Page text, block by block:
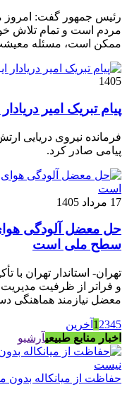
رئیس جمهور گفت: امروز
مردم است و تمام تلاش
ممکن است، مسئله
1405
پیام تبریک امیر
فرمانده نیروی دریایی
پیامی صادر کرد.
17 مرداد 1405
حل معضل آلودگی
سطح ملی است
تهران- استاندار تهران با
و فراتر از ظرفیت
معضل نیازمند هماهنگی
1 2345
آخرین
اخبار منابع طبیعیآرشیو
حفاظت از میانکاله